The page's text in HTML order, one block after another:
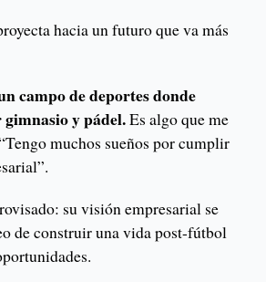
hacia un futuro que va más
campo de deportes donde
y pádel.Es algo que me
muchos sueños por cumplir
su visión empresarial se
de construir una vida post-fútbol